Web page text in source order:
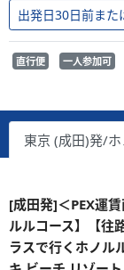
出発日30日前また
直行便 一人参加可
東京 (成田)発/
[成田発]＜PEX運
ルルコース】【往
ラスで行くホノル